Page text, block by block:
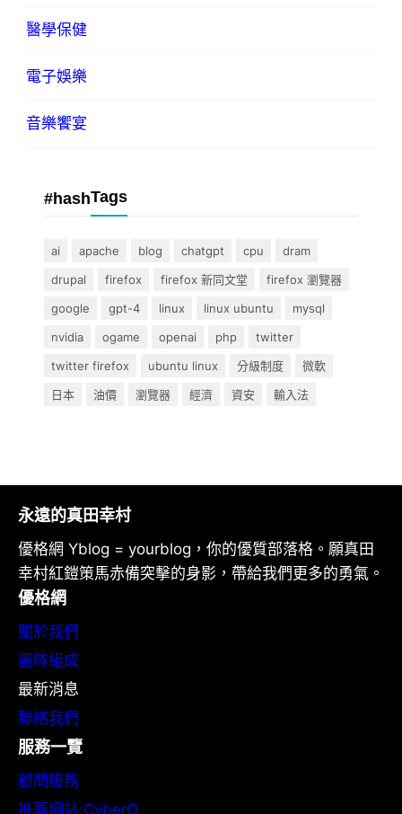
醫學保健
電子娛樂
音樂饗宴
#hashTags
ai apache blog chatgpt cpu
dram
drupal
firefox firefox 新同文堂
firefox 瀏覽器
google
gpt-4 linux linux ubuntu
mysql
nvidia
ogame openai php
twitter
twitter firefox
ubuntu linux 分級制度
微軟
日本
油價 瀏覽器 經濟 資安 輸入法
永遠的真田幸村
優格網 Yblog = yourblog，你的優質部落格。願真田
幸村紅鎧策馬赤備突擊的身影，帶給我們更多的勇氣。
優格網
關於我們
團隊組成
最新消息
聯絡我們
服務一覽
顧問服務
推薦網站:CyberQ